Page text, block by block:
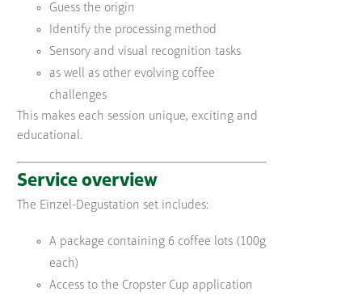
Guess the origin
Identify the processing method
Sensory and visual recognition tasks
as well as other evolving coffee
challenges
This makes each session unique, exciting and
educational.
Service overview
The Einzel-Degustation set includes:
A package containing 6 coffee lots (100g
each)
Access to the Cropster Cup application